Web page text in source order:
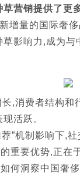
营销提供了更
增量的国际奢
影响力,成为
,消费者结构
活跃。
”机制影响下,
重要优势,正在
何洞察中国奢